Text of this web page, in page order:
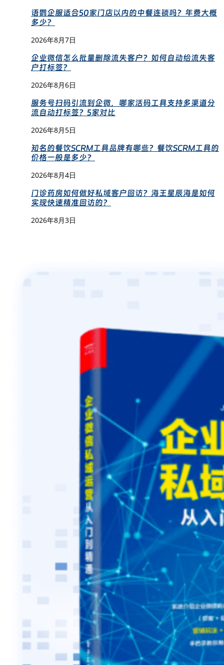
语鹦企服适合50家门店以内的中餐连锁吗？年费大概
多少？
2026年8月7日
企业微信怎么批量删除流失客户？如何自动给流失客
户打标签？
2026年8月6日
服务号扫码引流到企微，哪家活码工具支持多渠道分
流自动打标签？5家对比
2026年8月5日
知名的餐饮SCRM工具品牌有哪些？餐饮SCRM工具的
价格一般是多少？
2026年8月4日
门诊药房如何做好私域客户回访？海王星辰海是如何
实现快速精准回访的？
2026年8月3日